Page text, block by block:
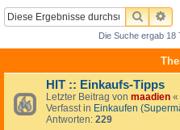
SUCHE
Die Suche ergab 18
HIT :: Einkaufs-Tipps
Letzter Beitrag von maadien «
Verfasst in Einkaufen
Antworten: 229